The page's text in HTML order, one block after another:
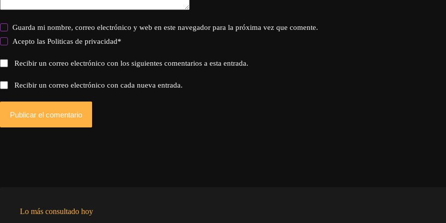
Guarda mi nombre, correo electrónico y web en este navegador para la próxima vez que comente.
Acepto lasPoliticas de privacidad*
Recibir un correo electrónico con los siguientes comentarios a esta entrada.
Recibir un correo electrónico con cada nueva entrada.
Publicar el comentario
Lo más consultado hoy